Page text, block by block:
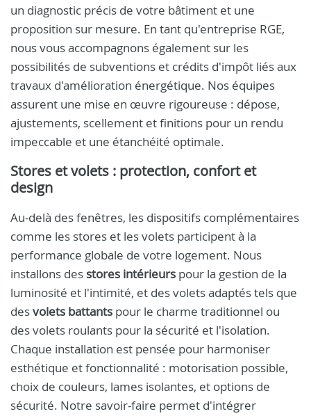
un diagnostic précis de votre bâtiment et une
proposition sur mesure. En tant qu'entreprise RGE,
nous vous accompagnons également sur les
possibilités de subventions et crédits d'impôt liés aux
travaux d'amélioration énergétique. Nos équipes
assurent une mise en œuvre rigoureuse : dépose,
ajustements, scellement et finitions pour un rendu
impeccable et une étanchéité optimale.
Stores et volets : protection, confort et
design
Au-delà des fenêtres, les dispositifs complémentaires
comme les stores et les volets participent à la
performance globale de votre logement. Nous
installons des stores intérieurs pour la gestion de la
luminosité et l'intimité, et des volets adaptés tels que
desvolets battants pour le charme traditionnel ou
des volets roulants pour la sécurité et l'isolation.
Chaque installation est pensée pour harmoniser
esthétique et fonctionnalité : motorisation possible,
choix de couleurs, lames isolantes, et options de
sécurité. Notre savoir-faire permet d'intégrer